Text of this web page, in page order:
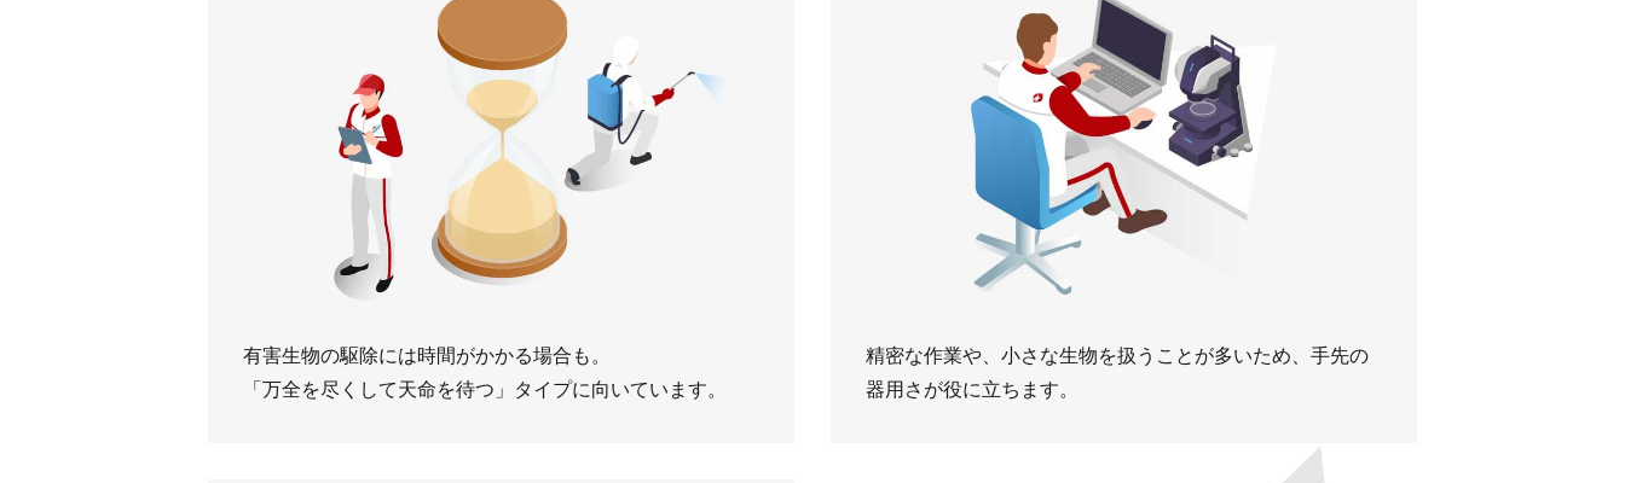
有害生物の駆除には時間がかかる場合も。
「万全を尽くして天命を待つ」タイプに向いています。
精密な作業や、小さな生物を扱うことが多いため、手先の
器用さが役に立ちます。